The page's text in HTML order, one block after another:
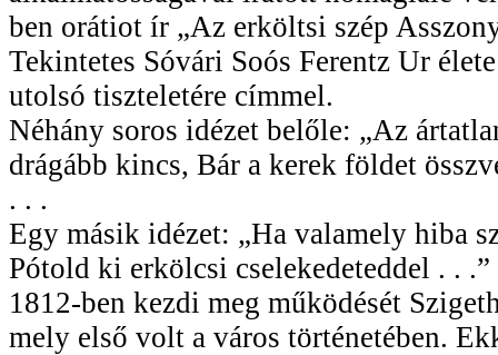
ben orátiot ír „Az erköltsi szép
Tekintetes Sóvári Soós Ferentz Ur
utolsó tiszteletére címmel.
Néhány soros idézet belőle: „Az
drágább kincs, Bár a kerek földet
. . .
Egy másik idézet: „Ha valamely hiba
Pótold ki erkölcsi cselekedeteddel . . .”
1812-ben kezdi meg működését
mely első volt a város történetében.